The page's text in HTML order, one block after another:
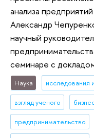
анализа
Александр
научный
семинаре с
Наука исследования
взгляд ученого
предпринимательство